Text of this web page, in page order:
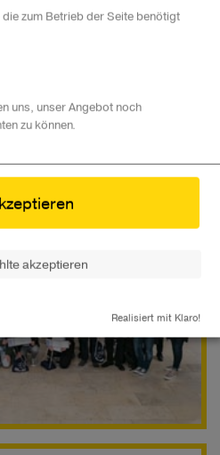
Lasten Fahrrad
in Oberösterreich wurde die
zum Betrieb der Seite benötigt
uns, unser Angebot noch
zu können.
akzeptieren
Realisiert mit Klaro!